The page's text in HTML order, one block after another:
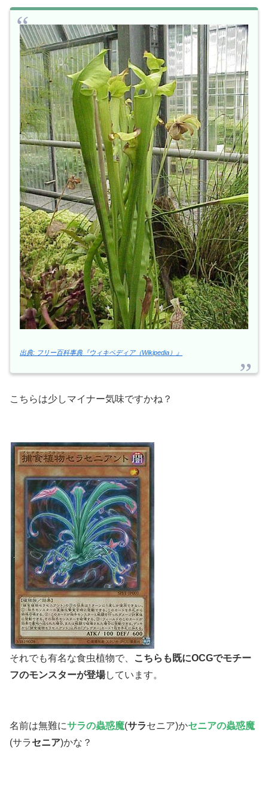
出典: フリー百科事典『ウィキペディア（Wikipedia）』
こちらは少しマイナー気味ですかね？
それでも有名な食虫植物で、
こちらも既にOCGでモチー
フのモンスターが登場しています。
名前は無難にサラの蟲惑魔(サラセニア)かセニアの蟲惑魔
(サラセニア)かな？